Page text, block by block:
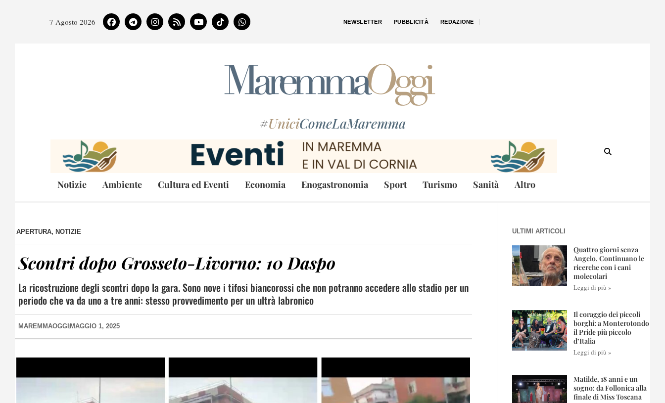
7 Agosto 2026 NEWSLETTER PUBBLICITÀ REDAZIONE
#UniciComeLaMaremma
Notizie Ambiente Cultura ed Eventi Economia Enogastronomia Sport Turismo Sanità Altro
APERTURA, NOTIZIE
Scontri dopo Grosseto-Livorno: 10 Daspo
La ricostruzione degli scontri dopo la gara. Sono nove i tifosi biancorossi che non potranno accedere allo stadio per un
periodo che va da uno a tre anni: stesso provvedimento per un ultrà labronico
MAREMMAOGGI MAGGIO 1, 2025
ULTIMI ARTICOLI
Quattro giorni senza
Angelo. Continuano le
ricerche con i cani
molecolari
Leggi di più »
Il coraggio dei piccoli
borghi: a Monterotondo
il Pride più piccolo
d’Italia
Leggi di più »
Matilde, 18 anni e un
sogno: da Follonica alla
finale di Miss Toscana